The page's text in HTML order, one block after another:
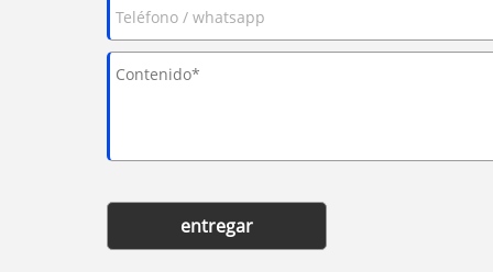
entregar